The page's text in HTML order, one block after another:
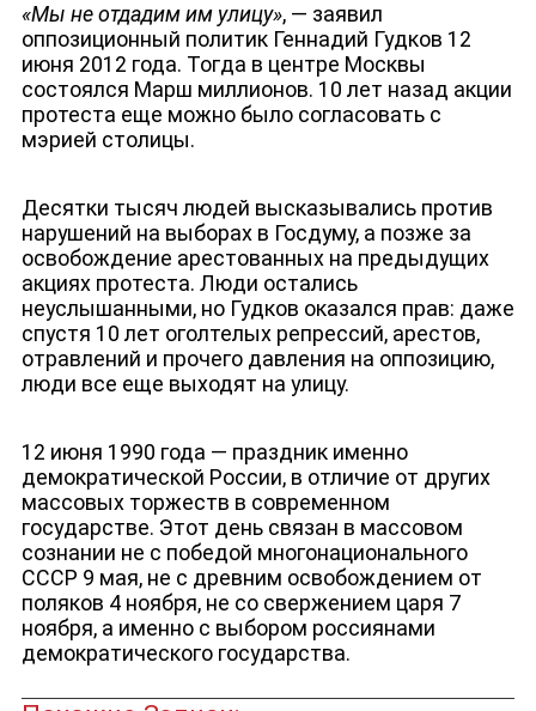
ЛИЦА КАНАЛА
«Мы не отдадим им улицу», — заявил
оппозиционный политик Геннадий Гудков 12
июня 2012 года. Тогда в центре Москвы
состоялся Марш миллионов. 10 лет назад акции
протеста еще можно было согласовать с
мэрией столицы.
Десятки тысяч людей высказывались против
нарушений на выборах в Госдуму, а позже за
освобождение арестованных на предыдущих
акциях протеста. Люди остались
неуслышанными, но Гудков оказался прав: даже
спустя 10 лет оголтелых репрессий, арестов,
отравлений и прочего давления на оппозицию,
люди все еще выходят на улицу.
12 июня 1990 года — праздник именно
демократической России, в отличие от других
массовых торжеств в современном
государстве. Этот день связан в массовом
сознании не с победой многонационального
СССР 9 мая, не с древним освобождением от
поляков 4 ноября, не со свержением царя 7
ноября, а именно с выбором россиянами
демократического государства.